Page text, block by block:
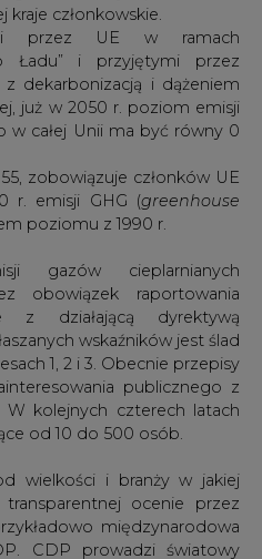
kraje członkowskie.
przez UE w ramach
Ładu” i przyjętymi przez
dekarbonizacją i dążeniem
już w 2050 r. poziom emisji
w całej Unii ma być równy 0
zobowiązuje członków UE
r. emisji GHG (greenhouse
poziomu z 1990 r.
gazów cieplarnianych
obowiązek raportowania
z działającą dyrektywą
wskaźników jest ślad
1, 2 i 3. Obecnie przepisy
publicznego z
kolejnych czterech latach
od 10 do 500 osób.
wielkości i branży w jakiej
ocenie przez
międzynarodowa
CDP prowadzi światowy